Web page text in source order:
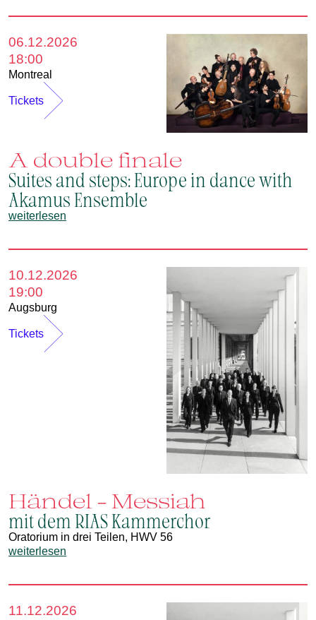
06.12.2026
18:00
Montreal
Tickets
A double finale
Suites and steps: Europe in dance with
Akamus Ensemble
weiterlesen
10.12.2026
19:00
Augsburg
Tickets
Händel - Messiah
mit dem RIAS Kammerchor
Oratorium in drei Teilen, HWV 56
weiterlesen
11.12.2026